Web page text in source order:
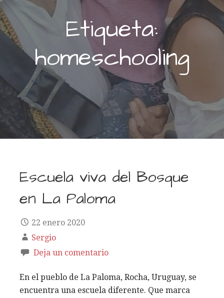
Etiqueta:
homeschooling
Escuela viva del Bosque
en La Paloma
22 enero 2020
Sergio
Deja un comentario
En el pueblo de La Paloma, Rocha, Uruguay, se
encuentra una escuela diferente. Que marca